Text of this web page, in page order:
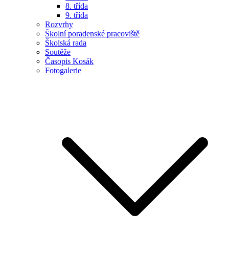
8. třída
9. třída
Rozvrhy
Školní poradenské pracoviště
Školská rada
Soutěže
Časopis Kosák
Fotogalerie